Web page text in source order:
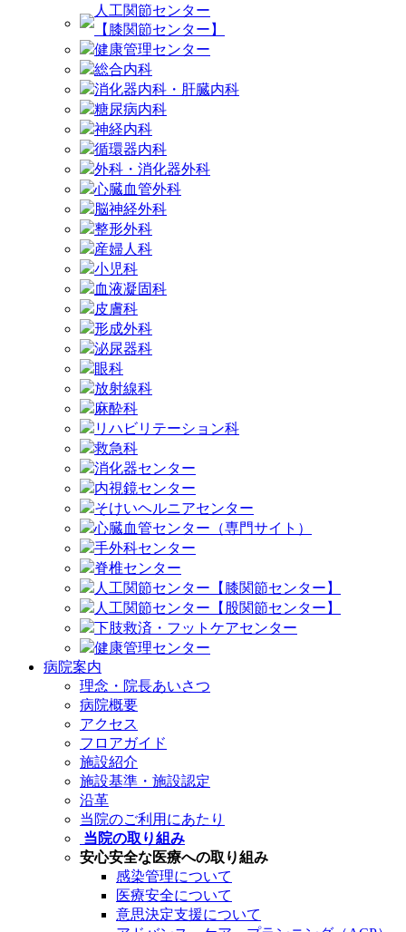
人工関節センター
【膝関節センター】
健康管理センター
総合内科
消化器内科・肝臓内科
糖尿病内科
神経内科
循環器内科
外科・消化器外科
心臓血管外科
脳神経外科
整形外科
産婦人科
小児科
血液凝固科
皮膚科
形成外科
泌尿器科
眼科
放射線科
麻酔科
リハビリテーション科
救急科
消化器センター
内視鏡センター
そけいヘルニアセンター
心臓血管センター（専門サイト）
手外科センター
脊椎センター
人工関節センター【膝関節センター】
人工関節センター【股関節センター】
下肢救済・フットケアセンター
健康管理センター
病院案内
理念・院長あいさつ
病院概要
アクセス
フロアガイド
施設紹介
施設基準・施設認定
沿革
当院のご利用にあたり
当院の取り組み
安心安全な医療への取り組み
感染管理について
医療安全について
意思決定支援について